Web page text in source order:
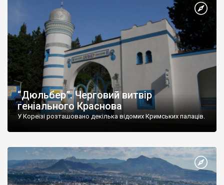
“Дюльбер”. Черговий витвір
геніального Краснова
У Кореїзі розташовано декілька відомих Кримських палаців.